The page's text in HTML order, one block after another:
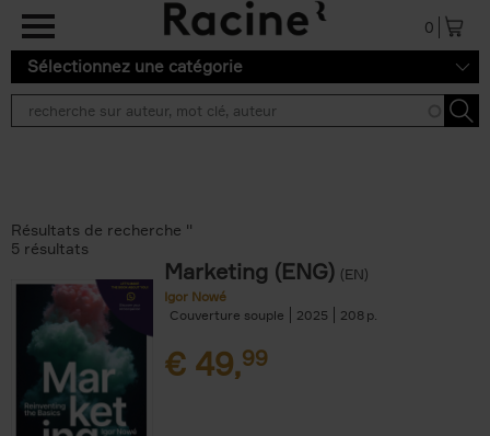
Aller au contenu principal
0
Sélectionnez une catégorie
Résultats de recherche ''
5 résultats
Marketing (ENG) (EN)
Igor Nowé
Couverture souple
2025 208
€ 49,99